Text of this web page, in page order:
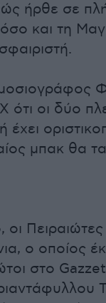
ήρθε σε
και τη
ότι οι δύο
μπακ θα
ο οποίος
στο